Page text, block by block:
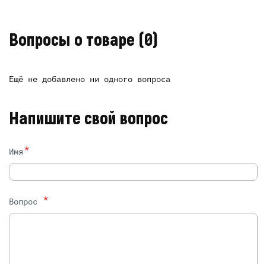
Вопросы о товаре (0)
Ещё не добавлено ни одного вопроса
Напишите свой вопрос
Имя*
Вопрос *